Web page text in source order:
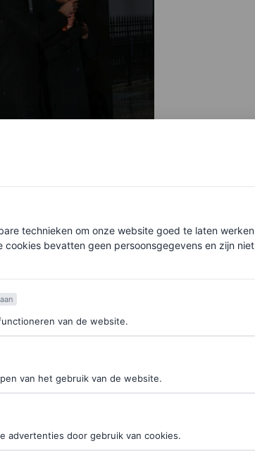
technieken om onze website goed te laten werken
cookies bevatten geen persoonsgegevens en zijn niet
van de website.
van het gebruik van de website.
advertenties door gebruik van cookies.